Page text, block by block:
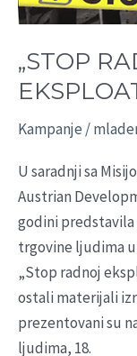
„STOP
Kampanje /
U saradnji sa
Austrian
godini
trgovine ljudima
„Stop radnoj
ostali materijali
prezentovani su
ljudima, 18.